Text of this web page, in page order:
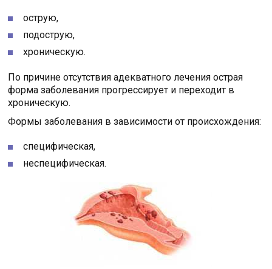
острую,
подострую,
хроническую.
По причине отсутствия адекватного лечения острая
форма заболевания прогрессирует и переходит в
хроническую.
Формы заболевания в зависимости от происхождения:
специфическая,
неспецифическая.